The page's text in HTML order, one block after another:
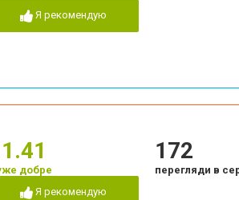
Я рекомендую
добре
Я рекомендую
172
перегляди в